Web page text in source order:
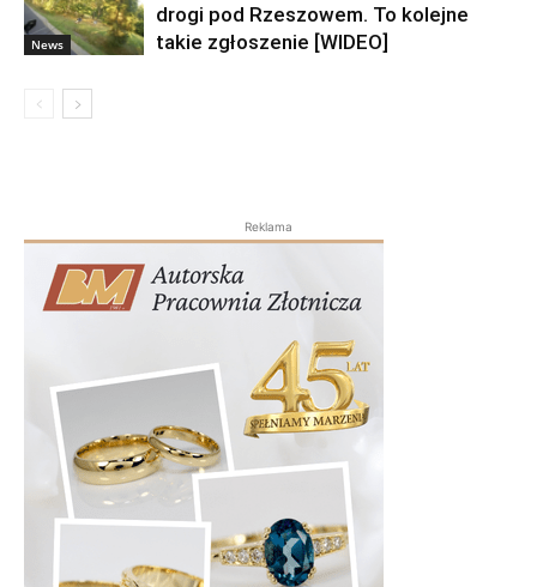
News
drogi pod Rzeszowem. To kolejne
takie zgłoszenie [WIDEO]
Reklama